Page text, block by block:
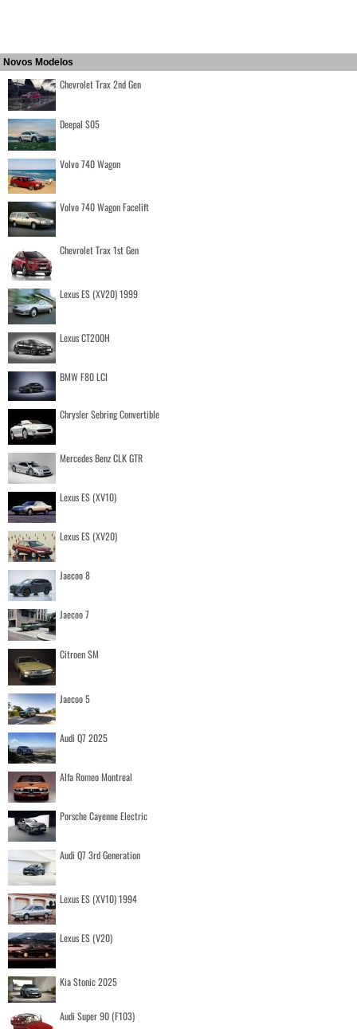
Novos Modelos
Chevrolet Trax 2nd Gen
Deepal S05
Volvo 740 Wagon
Volvo 740 Wagon Facelift
Chevrolet Trax 1st Gen
Lexus ES (XV20) 1999
Lexus CT200H
BMW F80 LCI
Chrysler Sebring Convertible
Mercedes Benz CLK GTR
Lexus ES (XV10)
Lexus ES (XV20)
Jaecoo 8
Jaecoo 7
Citroen SM
Jaecoo 5
Audi Q7 2025
Alfa Romeo Montreal
Porsche Cayenne Electric
Audi Q7 3rd Generation
Lexus ES (XV10) 1994
Lexus ES (V20)
Kia Stonic 2025
Audi Super 90 (F103)